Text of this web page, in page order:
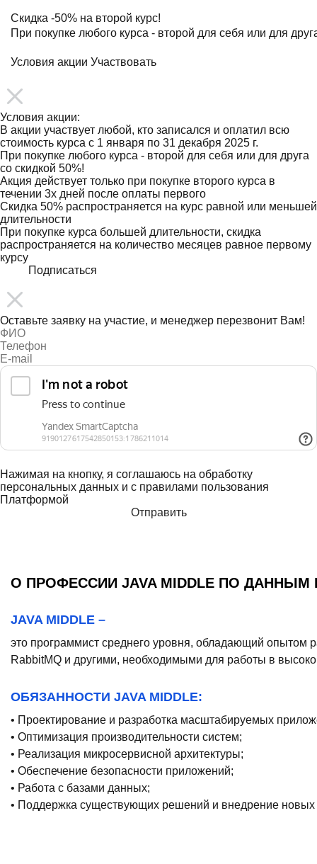
Скидка -50% на второй курс!
При покупке любого курса - второй для себя или для
Условия акции Участвовать
Условия акции:
В акции участвует любой, кто записался и оплатил всю
стоимость курса с 1 января по 31 декабря 2025 г.
При покупке любого курса - второй для себя или для друга
со скидкой 50%!
Акция действует только при покупке второго курса в
течении 3х дней после оплаты первого
Скидка 50% распространяется на курс равной или меньшей
длительности
При покупке курса большей длительности, скидка
распространяется на количество месяцев равное первому
курсу
Подписаться
Оставьте заявку на участие, и менеджер перезвонит Вам!
Нажимая на кнопку, я соглашаюсь на обработку
персональных данных и с правилами пользования
Платформой
О ПРОФЕССИИ JAVA MIDDLE ПО ДАННЫМ
JAVA MIDDLE –
это программист среднего уровня, обладающий опытом
RabbitMQ и другими, необходимыми для работы в
ОБЯЗАННОСТИ JAVA MIDDLE:
• Проектирование и разработка масштабируемых
• Оптимизация производительности систем;
• Реализация микросервисной архитектуры;
• Обеспечение безопасности приложений;
• Работа с базами данных;
• Поддержка существующих решений и внедрение